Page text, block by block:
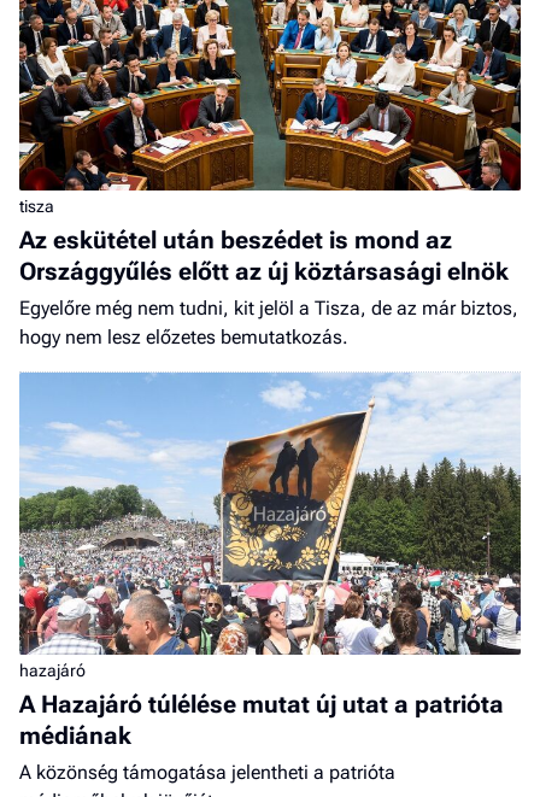
tisza
Az eskütétel után beszédet is mond az
Országgyűlés előtt az új köztársasági elnök
Egyelőre még nem tudni, kit jelöl a Tisza, de az már biztos,
hogy nem lesz előzetes bemutatkozás.
hazajáró
A Hazajáró túlélése mutat új utat a patrióta
médiának
A közönség támogatása jelentheti a patrióta